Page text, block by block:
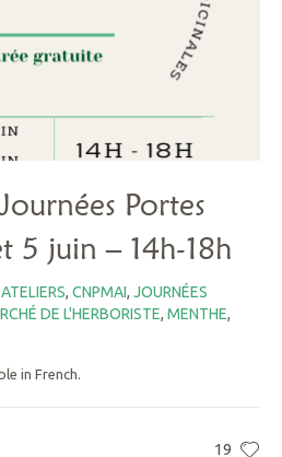
Portes
5 juin – 14h-18h
ATELIERS, CNPMAI, JOURNÉES
DE L'HERBORISTE, MENTHE,
in French.
19